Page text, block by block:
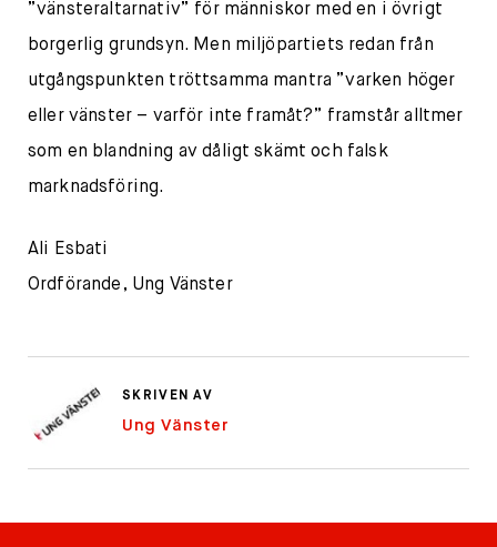
”vänsteraltarnativ” för människor med en i övrigt
borgerlig grundsyn. Men miljöpartiets redan från
utgångspunkten tröttsamma mantra ”varken höger
eller vänster – varför inte framåt?” framstår alltmer
som en blandning av dåligt skämt och falsk
marknadsföring.
Ali Esbati
Ordförande, Ung Vänster
SKRIVEN AV
Ung Vänster